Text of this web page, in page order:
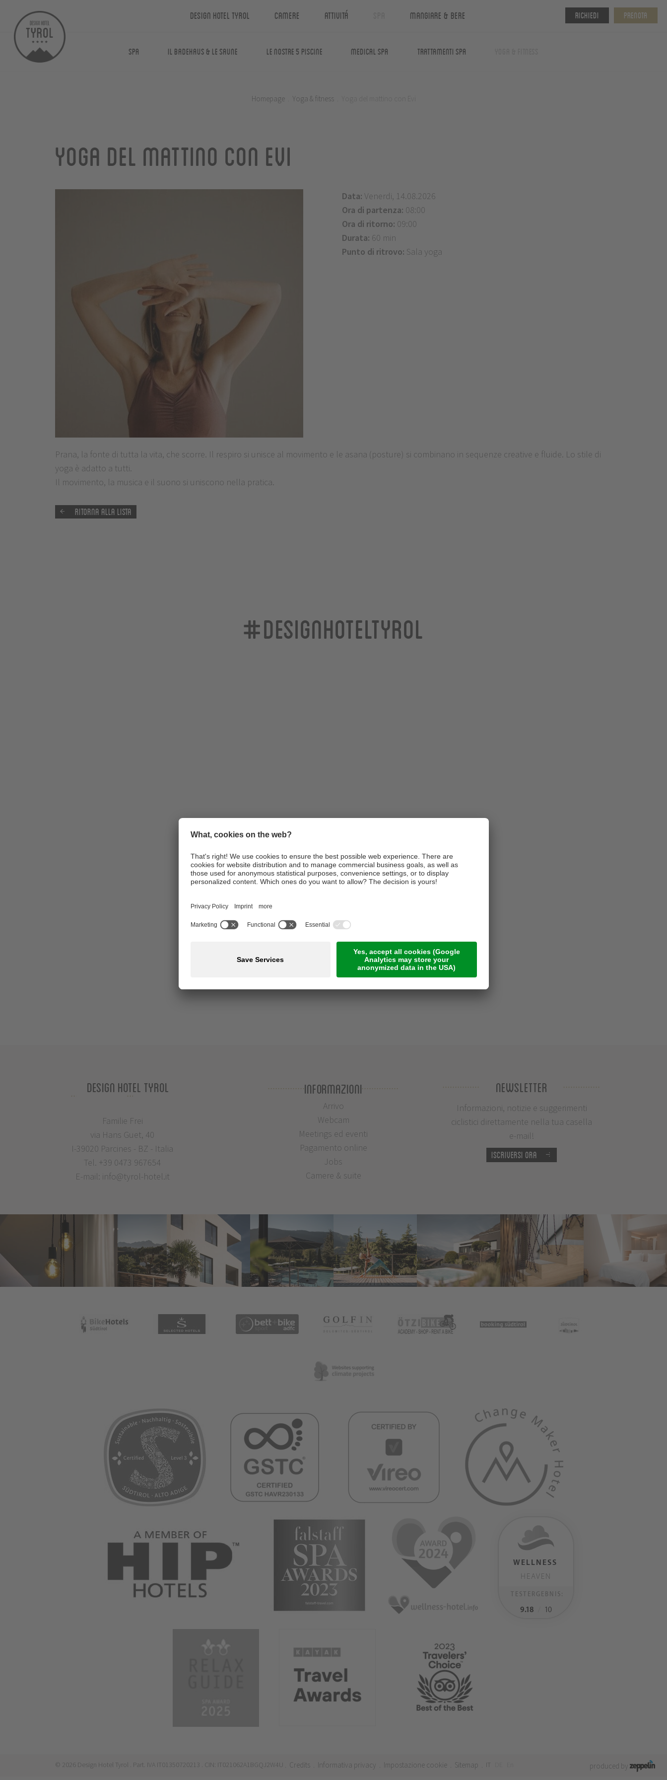
Richiedi Prenota
Design Hotel Tyrol Camere Attivitá Mangiare & bere
Spa Il Badehaus & le saune Le nostre 5 piscine Medical Spa Trattamenti spa
Homepage Yoga & fitness
Yoga del mattino con Evi
Data: Venerdi, 14.08.2026
Ora di partenza: 08:00
Ora di ritorno: 09:00
Durata: 60 min
Punto di ritrovo: Sala yoga
Prana, la fonte di tutta la vita, che scorre. Il respiro si unisce al movimento e le asana (posture) si combinano in sequenze creative e fluide. Lo stile di
yoga è adatto a tutti.
Il movimento, la musica e il suono si uniscono nella pratica.
Ritorna alla lista
#designhoteltyrol
Design Hotel Tyrol
Familie Frei
via Hans Guet, 40
I-39020 Parcines - BZ - Italia
Tel. +39 0473 967654
E-mail: info@tyrol-hotel.it
Informazioni
Arrivo
Webcam
Meetings ed eventi
Pagamento online
Jobs
Camere & suite
Newsletter
Informazioni, notizie e suggerimenti
ciclistici direttamente nella tua casella
e-mail!
Iscriversi ora
WELLNESS
HEAVEN
TESTERGEBNIS:
9.18 10
© 2026 Design Hotel Tyrol . Part. IVA IT01350720213 . CIN: IT021062A1BGQJ2W4U . Credits . Informativa privacy . Impostazione cookie . Sitemap . IT produced by